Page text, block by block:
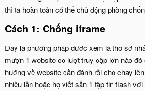
thì ta hoàn toàn có thể chủ động phòng
Cách 1: Chống iframe
Đây là phương pháp được xem là thô sơ
mượn 1 website có lượt truy cập lớn nào
hướng về website cần đánh rồi cho chạy
nhiều lần hoặc họ viết sẵn 1 tập tin flash